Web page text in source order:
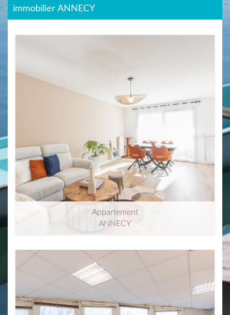
immobilier ANNECY
Appartement
ANNECY
78m2 | 4 pièce(s)
Autres